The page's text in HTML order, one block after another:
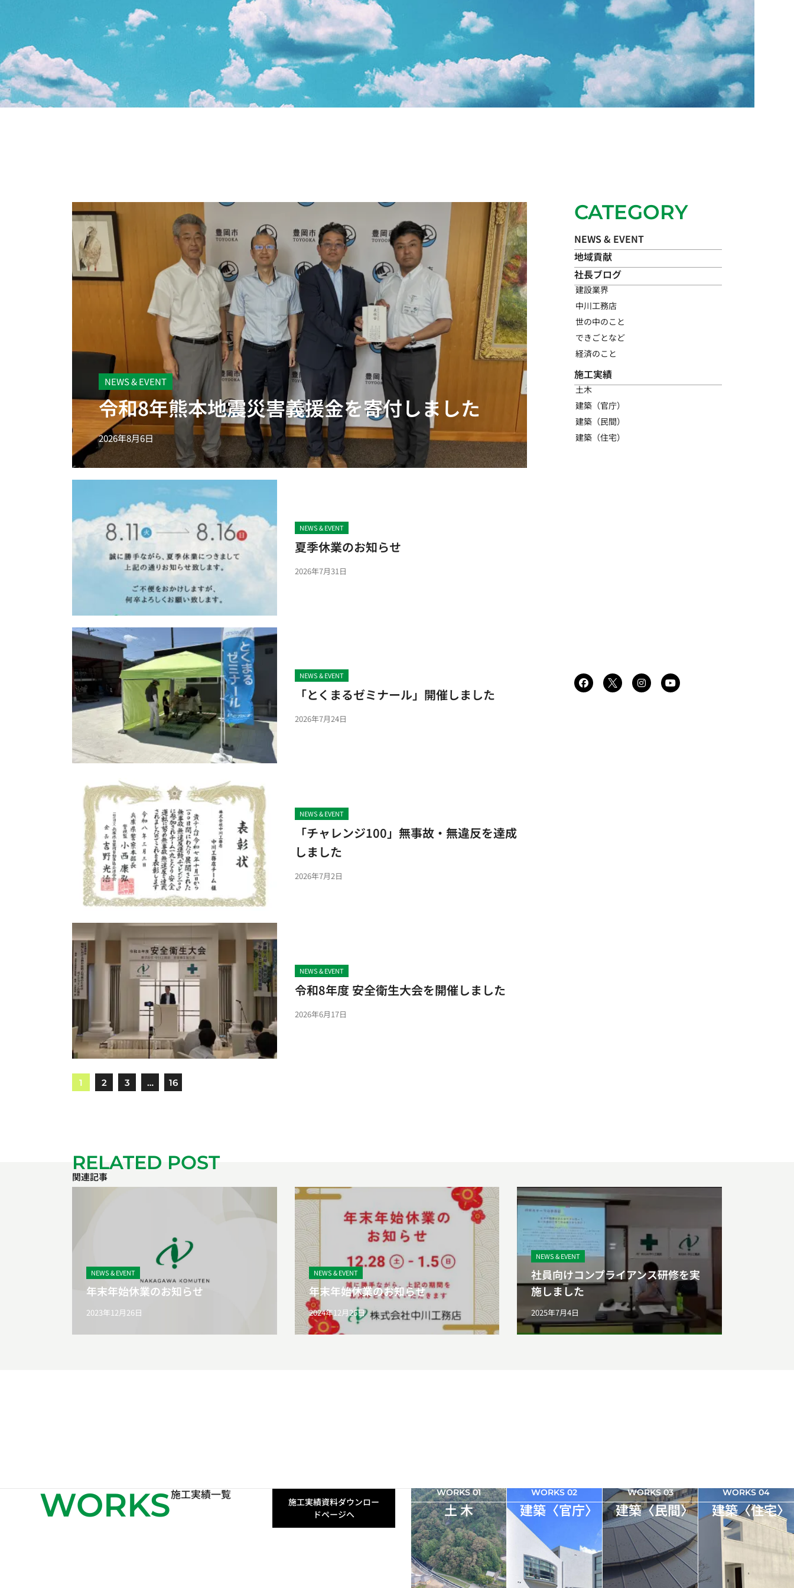
NEWS & EVENT
令和8年熊本地震災害義援金を寄付しました
2026年8月6日
NEWS & EVENT
夏季休業のお知らせ
2026年7月31日
NEWS & EVENT
「とくまるゼミナール」開催しました
2026年7月24日
NEWS & EVENT
「チャレンジ100」無事故・無違反を達成
しました
2026年7月2日
NEWS & EVENT
令和8年度 安全衛生大会を開催しました
2026年6月17日
1 2 3 … 16
CATEGORY
NEWS & EVENT
地域貢献
社長ブログ
建設業界
中川工務店
世の中のこと
できごとなど
経済のこと
施工実績
土木
建築（官庁）
建築（民間）
建築（住宅）
RELATED POST
関連記事
NEWS & EVENT
年末年始休業のお知らせ
2023年12月26日
NEWS & EVENT
年末年始休業のお知らせ
2024年12月26日
NEWS & EVENT
社員向けコンプライアンス研修を実
施しました
2025年7月4日
WORKS施工実績一覧
施工実績資料ダウンロー
ドページへ
WORKS 01
土 木
WORKS 02
建築〈官庁〉
WORKS 03
建築〈民間〉
WORKS 04
建築〈住宅〉